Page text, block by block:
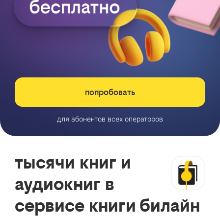
попробовать
для абонентов всех операторов
тысячи книг и
аудиокниг в
сервисе книги билайн